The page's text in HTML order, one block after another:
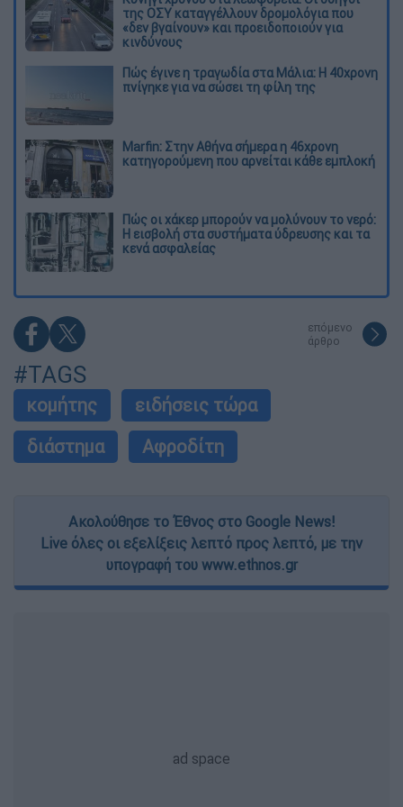
της ΟΣΥ καταγγέλλουν δρομολόγια που
«δεν βγαίνουν» και προειδοποιούν για
κινδύνους
Πώς έγινε η τραγωδία στα Μάλια: Η 40χρονη
πνίγηκε για να σώσει τη φίλη της
Marfin: Στην Αθήνα σήμερα η 46χρονη
κατηγορούμενη που αρνείται κάθε εμπλοκή
Πώς οι χάκερ μπορούν να μολύνουν το νερό:
Η εισβολή στα συστήματα ύδρευσης και τα
κενά ασφαλείας
επόμενο
άρθρο
#TAGS
κομήτης
ειδήσεις τώρα
διάστημα
Αφροδίτη
Ακολούθησε το Έθνος στο Google News!
Live όλες οι εξελίξεις λεπτό προς λεπτό, με την
υπογραφή του www.ethnos.gr